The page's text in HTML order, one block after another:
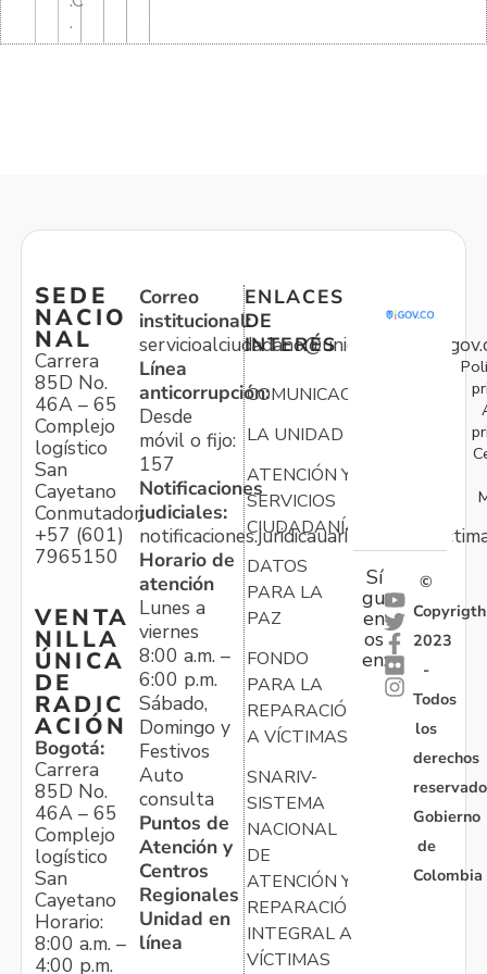
.
SEDE
NACIO
NAL
Carrera
85D No.
46A – 65
Complejo
logístico
San
Cayetano
Conmutador:
+57 (601)
7965150
VENTA
NILLA
ÚNICA
DE
RADIC
ACIÓN
Bogotá:
Carrera
85D No.
46A – 65
Complejo
logístico
San
Cayetano
Horario:
8:00 a.m. –
4:00 p.m.
Correo
institucional:
Línea
anticorrupción:
Desde
móvil o fijo:
157
Notificaciones
judiciales:
Horario de
atención
Lunes a
viernes
8:00 a.m. –
6:00 p.m.
Sábado,
Domingo y
Festivos
Auto
consulta
Puntos de
Atención y
Centros
Regionales
Unidad en
línea
ENLACES
DE
INTERÉS
COMUNICACIONES
LA UNIDAD
ATENCIÓN Y
SERVICIOS
CIUDADANÍA
DATOS
PARA LA
PAZ
FONDO
PARA LA
REPARACIÓN
A VÍCTIMAS
SNARIV-
SISTEMA
NACIONAL
DE
ATENCIÓN Y
REPARACIÓN
INTEGRAL A
VÍCTIMAS
Sí
gu
en
os
en:
©
Copyrigth
2023
-
Todos
los
derechos
Gobierno
de
Colombia